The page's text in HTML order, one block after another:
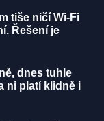
tiše ničí Wi-Fi
Řešení je
dnes tuhle
ni platí klidně i